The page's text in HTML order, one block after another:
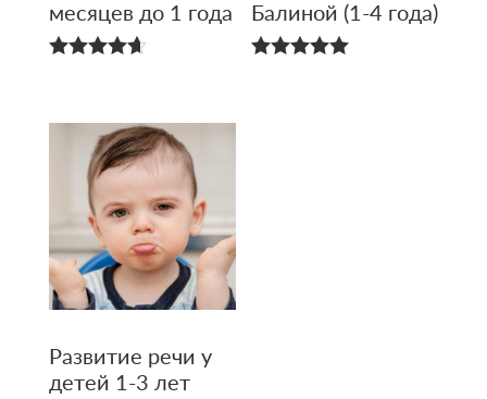
месяцев до 1 года
Балиной (1-4 года)
Развитие речи у
детей 1-3 лет